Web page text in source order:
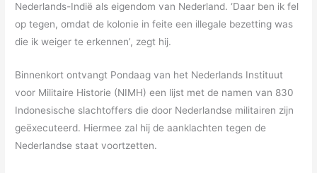
Nederlands-Indië als eigendom van Nederland. ‘Daar ben ik fel
op tegen, omdat de kolonie in feite een illegale bezetting was
die ik weiger te erkennen’, zegt hij.
Binnenkort ontvangt Pondaag van het Nederlands Instituut
voor Militaire Historie (NIMH) een lijst met de namen van 830
Indonesische slachtoffers die door Nederlandse militairen zijn
geëxecuteerd. Hiermee zal hij de aanklachten tegen de
Nederlandse staat voortzetten.